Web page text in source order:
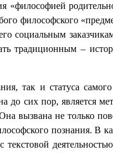
философского
социальным
традиционным –
так и статуса
сих пор, является
вызвана не только
познания. В